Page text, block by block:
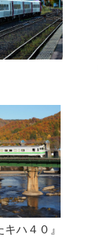
ハ４０』